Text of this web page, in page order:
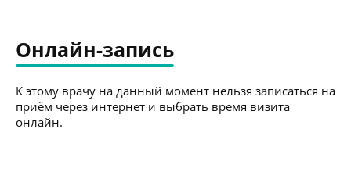
Онлайн-запись
К этому врачу на данный момент нельзя записаться на
приём через интернет и выбрать время визита
онлайн.